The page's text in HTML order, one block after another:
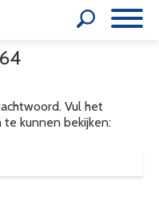
Vul het
kunnen bekijken: